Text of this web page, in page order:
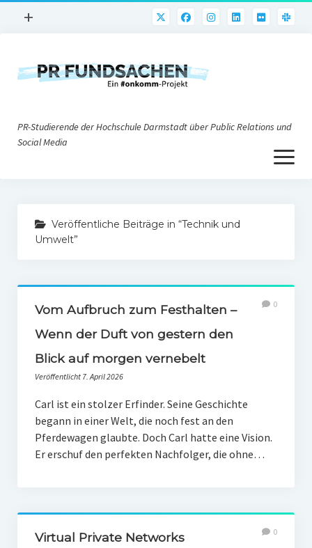
Menü
+
PR@h_da
Nonprofit-PR
Corporate Weblogs
Social Media
PR-Theorie
Gesellschaft & Medien
Infografik-Themengarten
PR-Studierende der Hochschule Darmstadt über Public Relations und
Social Media
Menü
öffnen
Impressum
Veröffentliche Beiträge in “Technik und
Umwelt”
Vom Aufbruch zum Festhalten –
Wenn der Duft von gestern den
Blick auf morgen vernebelt
Veröffentlicht 7. April 2026
0
Carl ist ein stolzer Erfinder. Seine Geschichte
begann in einer Welt, die noch fest an den
Pferdewagen glaubte. Doch Carl hatte eine Vision.
Er erschuf den perfekten Nachfolger, die ohne…
Virtual Private Networks 0